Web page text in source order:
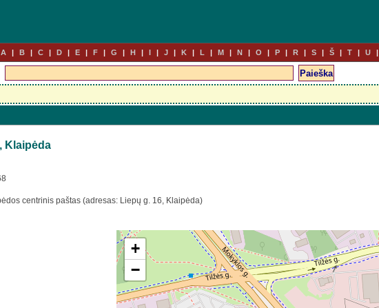
A B C D E F G H I J K L M N O P R S Š T U
Klaipėda
centrinis paštas (adresas: Liepų g. 16, Klaipėda)
+
−